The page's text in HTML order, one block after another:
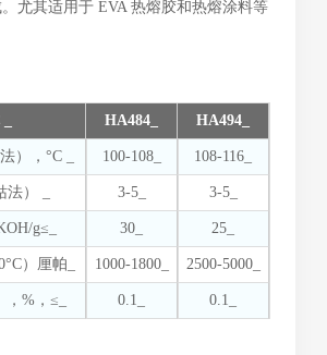
尤其适用于 EVA 热熔胶和热熔涂料等
HA484_ HA494_
），°C _ 100-108_ 108-116_
） _ 3-5_ 3-5_
g≤_ 30_ 25_
）厘帕_ 1000-1800_ 2500-5000_
%，≤_ 0.1_ 0.1_